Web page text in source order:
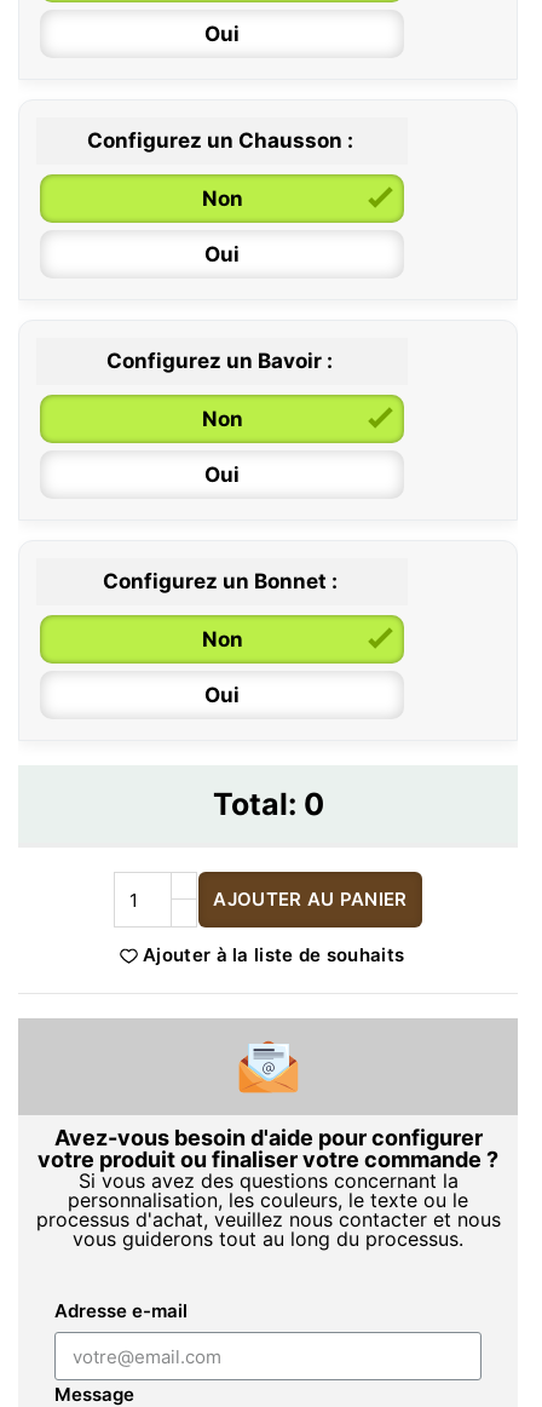
Oui
0 / 6 mois
6 / 12 mois
12 / 18 mois
Configurez un Chausson :
Non
Oui
Configurez un Bavoir :
Non
Oui
Configurez un Bonnet :
Non
Oui
Total: 0
AJOUTER AU PANIER
Ajouter à la liste de souhaits
Avez-vous besoin d'aide pour configurer
votre produit ou finaliser votre commande ?
Si vous avez des questions concernant la
personnalisation, les couleurs, le texte ou le
processus d'achat, veuillez nous contacter et nous
vous guiderons tout au long du processus.
Adresse e-mail
Message